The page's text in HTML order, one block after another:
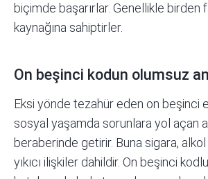
biçimde başarırlar. Genellikle birden
kaynağına sahiptirler.
On beşinci kodun olumsuz
Eksi yönde tezahür eden on beşinci
sosyal yaşamda sorunlara yol açan
beraberinde getirir. Buna sigara, alkol
yıkıcı ilişkiler dahildir. On beşinci